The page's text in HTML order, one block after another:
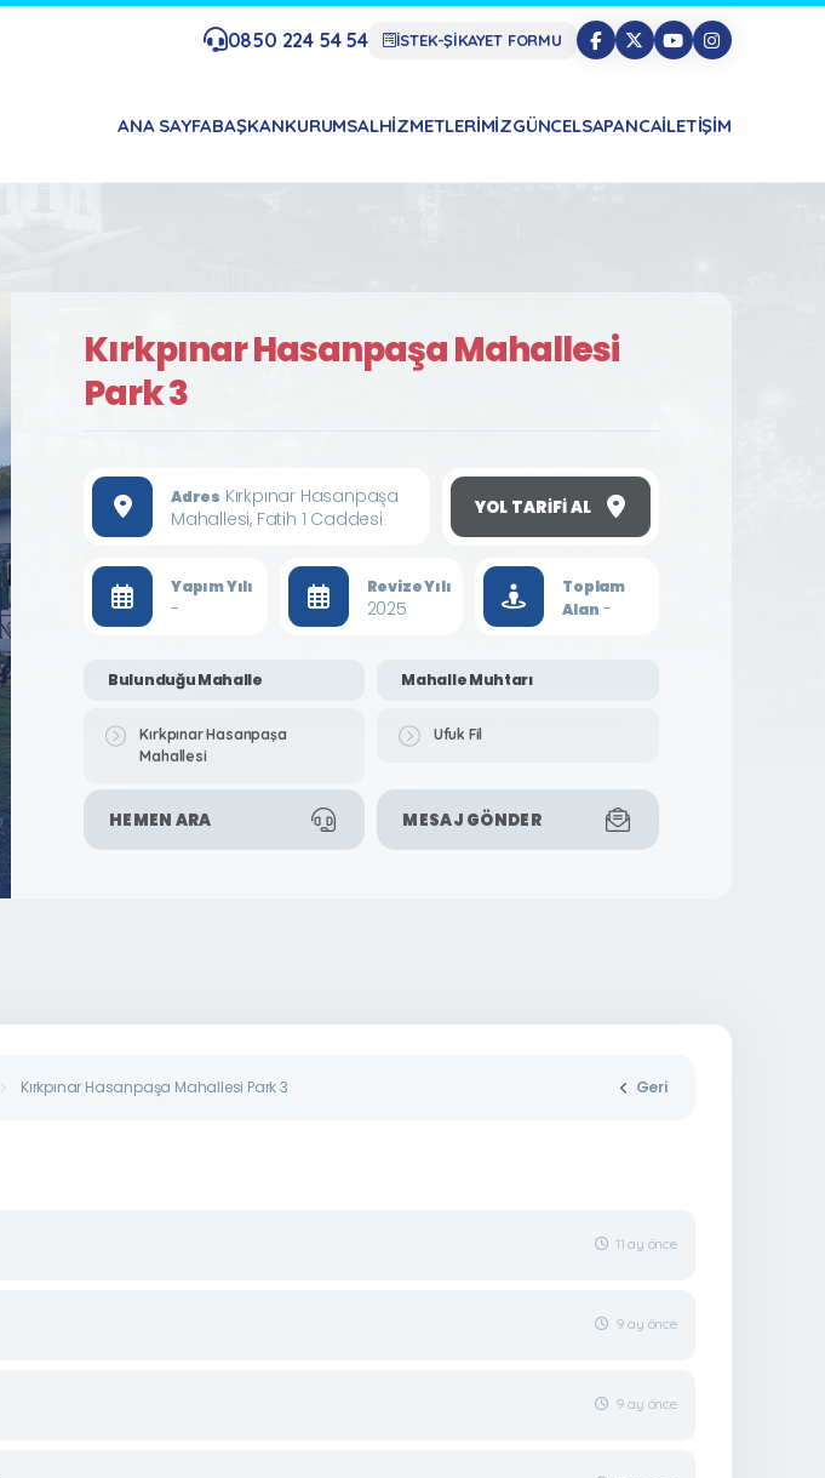
0850 224 54 54 İSTEK-ŞİKAYET FORMU
ANA SAYFABAŞKANKURUMSALHIZMETLERIMIZGÜNCELSAPANCAİLETIŞIM
Kırkpınar Hasanpaşa Mahallesi
Park 3
Adres Kırkpınar Hasanpaşa
Mahallesi, Fatih 1 Caddesi
YOL TARIFI AL
Yapım Yılı
-
Revize Yılı
2025
Toplam
Alan -
Bulunduğu Mahalle
Kırkpınar Hasanpaşa
Mahallesi
Mahalle Muhtarı
Ufuk Fil
HEMEN ARA MESAJ GÖNDER
Kırkpınar Hasanpaşa Mahallesi Park 3 Geri
11 ay önce
9 ay önce
9 ay önce